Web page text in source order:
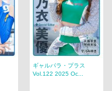
ギャルパラ・プラス
Vol.122 2025 Oc...